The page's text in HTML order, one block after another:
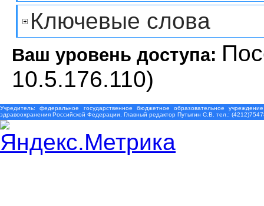
Ключевые слова
Ваш уровень доступа:
10.5.176.110)
Учредитель: федеральное государственное бюджетное образовательное
здравоохранения Российской Федерации. Главный редактор Путыгин С.В. тел.: